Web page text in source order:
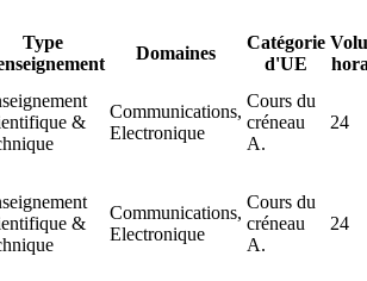
Type
Domaines
Catégorie
d'UE
&
Communications,
Electronique
Cours du
créneau
A.
24
&
Communications,
Electronique
Cours du
créneau
A.
24